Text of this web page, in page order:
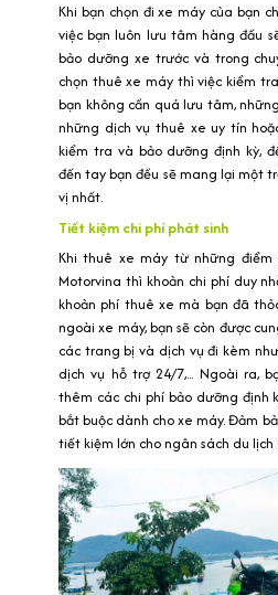
Khi bạn chọn đi xe máy của bạn
việc bạn luôn lưu tâm hàng đầu
bảo dưỡng xe trước và trong
chọn thuê xe máy thì việc kiểm
bạn không cần quá lưu tâm,
những dịch vụ thuê xe uy tín
kiểm tra và bảo dưỡng định kỳ,
đến tay bạn đều sẽ mang lại một
vị nhất.
Tiết kiệm chi phí phát sinh
Khi thuê xe máy từ những
Motorvina thì khoản chi phí duy
khoản phí thuê xe mà bạn đã
ngoài xe máy, bạn sẽ còn được
các trang bị và dịch vụ đi kèm
dịch vụ hỗ trợ 24/7,... Ngoài ra,
thêm các chi phí bảo dưỡng định
bắt buộc dành cho xe máy. Đảm
tiết kiệm lớn cho ngân sách du lịch